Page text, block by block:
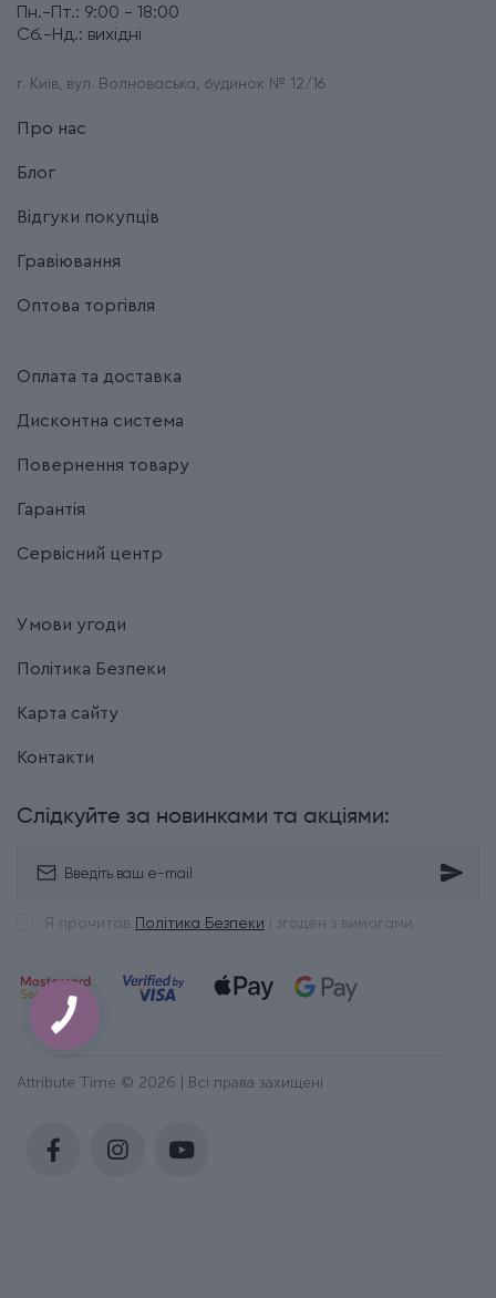
Пн.-Пт.: 9:00 - 18:00
Сб.-Нд.: вихідні
г. Київ, вул. Волноваська, будинок № 12/16
Про нас
Блог
Відгуки покупців
Гравіювання
Оптова торгівля
Оплата та доставка
Дисконтна система
Повернення товару
Гарантія
Сервісний центр
Умови угоди
Політика Безпеки
Карта сайту
Контакти
Слідкуйте за новинками та акціями:
Я прочитав Політика Безпеки і згоден з вимогами
Attribute Time © 2026 | Всі права захищені